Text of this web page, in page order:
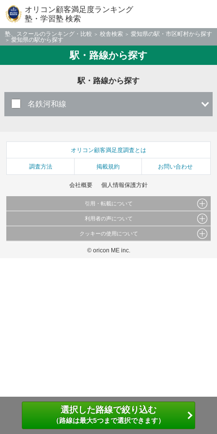
オリコン顧客満足度ランキング
塾・学習塾 検索
塾、スクールのランキング・比較 校舎検索
愛知県の駅・市区町村から探す
愛知県の駅から探す
駅・路線から探す
駅・路線から探す
名鉄河和線
選択した路線で絞り込む
（路線は最大5つまで選択できます）
オリコン顧客満足度調査とは
調査方法 掲載規約 お問い合わせ
会社概要 個人情報保護方針
引用・転載について
当サイトで公開されている情報（文字、写真、イラスト、画像データ等）及びこれらの配
これらの情報を権利者の許可なく無断転載・複製などの二次利用を行うことは固く禁じて
利用者の声について
当サイトに掲載している内容はすべてサービスの利用者が提出された見解・感想です。
弊社の見解・ 意見ではないことをご理解いただいた上でご覧ください。
クッキーの使用について
このサイトでは Cookie を使用して、ユーザーに合わせたコンテンツや広告の表示、ソー
© oricon ME inc.